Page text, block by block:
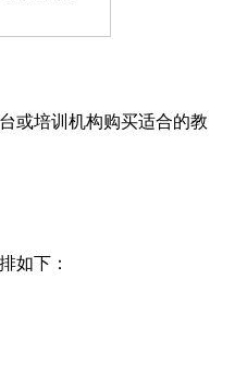
或培训机构购买适合的教
如下：